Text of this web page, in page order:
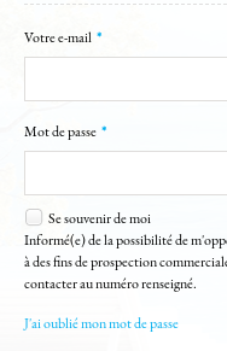
VOTRE RECHERCHE
ALERTE EMAIL
ACCÈS PROPRIÉTAIRE
Votre e-mail *
Mot de passe *
Se souvenir de moi
Informé(e) de la possibilité de
à des fins de prospection
contacter au numéro renseigné.
J'ai oublié mon mot de passe